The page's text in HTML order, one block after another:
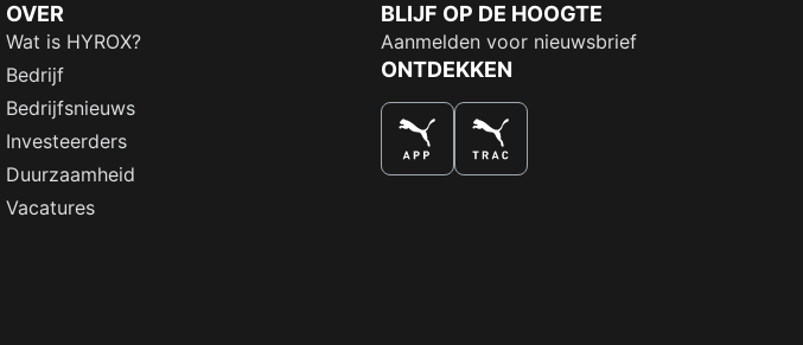
OVER
Wat is HYROX?
Bedrijf
Bedrijfsnieuws
Investeerders
Duurzaamheid
Vacatures
BLIJF OP DE HOOGTE
Aanmelden voor nieuwsbrief
ONTDEKKEN